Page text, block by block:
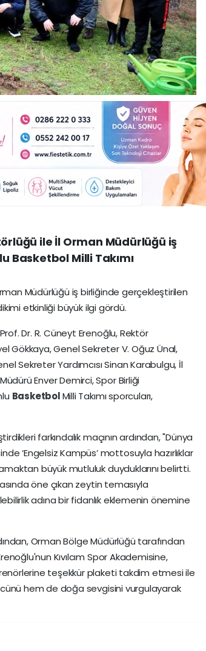
ile İl Orman Müdürlüğü iş
Basketbol Milli Takımı
Müdürlüğü iş birliğinde gerçekleştirilen
etkinliği büyük ilgi gördü.
Dr. R. Cüneyt Erenoğlu, Rektör
Gökkaya, Genel Sekreter V. Oğuz Ünal,
Sekreter Yardımcısı Sinan Karabulgu, İl
Enver Demirci, Spor Birliği
BasketbolMilli Takımı sporcuları,
farkındalık maçının ardından, "Dünya
‘Engelsiz Kampüs’ mottosuyla hazırlıklar
büyük mutluluk duyduklarını belirtti.
öne çıkan zeytin temasıyla
adına bir fidanlık eklemenin önemine
Orman Bölge Müdürlüğü tarafından
Kıvılcım Spor Akademisine,
teşekkür plaketi takdim etmesi ile
hem de doğa sevgisini vurgulayarak